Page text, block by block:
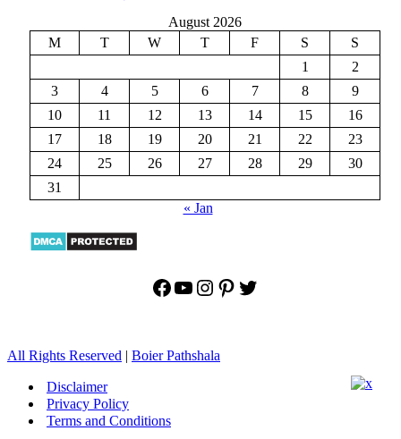
August 2026
M
T W T F S
S
1
2
3
4 5 6 7 8
9
10
11 12 13 14 15
16
17
18 19 20 21 22
23
24
25 26 27 28 29
30
31
« Jan
Facebook
YouTube
Instagram
Pinterest
Twitter
All Rights Reserved | Boier Pathshala
Disclaimer
Privacy Policy
Terms and Conditions